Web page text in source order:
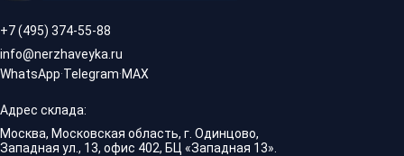
+7 (495) 374-55-88
info@nerzhaveyka.ru
WhatsApp·Telegram·MAX
Адрес склада:
Москва, Московская область, г. Одинцово,
Западная ул., 13, офис 402, БЦ «Западная 13».